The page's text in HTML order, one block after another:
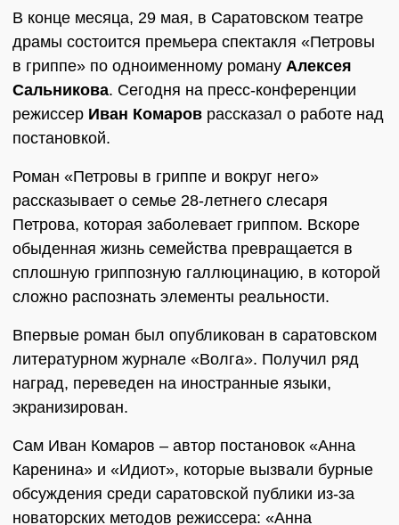
В конце месяца, 29 мая, в Саратовском театре
драмы состоится премьера спектакля «Петровы
в гриппе» по одноименному роману Алексея
Сальникова. Сегодня на пресс-конференции
режиссер Иван Комаров рассказал о работе над
постановкой.
Роман «Петровы в гриппе и вокруг него»
рассказывает о семье 28-летнего слесаря
Петрова, которая заболевает гриппом. Вскоре
обыденная жизнь семейства превращается в
сплошную гриппозную галлюцинацию, в которой
сложно распознать элементы реальности.
Впервые роман был опубликован в саратовском
литературном журнале «Волга». Получил ряд
наград, переведен на иностранные языки,
экранизирован.
Сам Иван Комаров – автор постановок «Анна
Каренина» и «Идиот», которые вызвали бурные
обсуждения среди саратовской публики из-за
новаторских методов режиссера: «Анна